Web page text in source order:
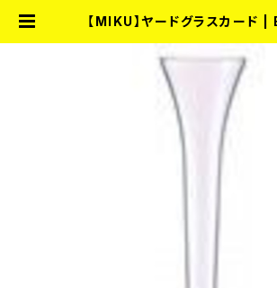
【MIKU】ヤードグラスカード